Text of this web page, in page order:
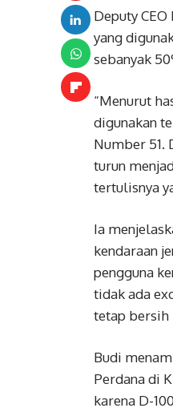
Deputy
yang
sebanyak
“Menurut
digunakan
Number 51.
turun
tertulisnya
Ia
kendaraan
pengguna
tidak ada
tetap bersih
Budi
Perdana di
karena D-